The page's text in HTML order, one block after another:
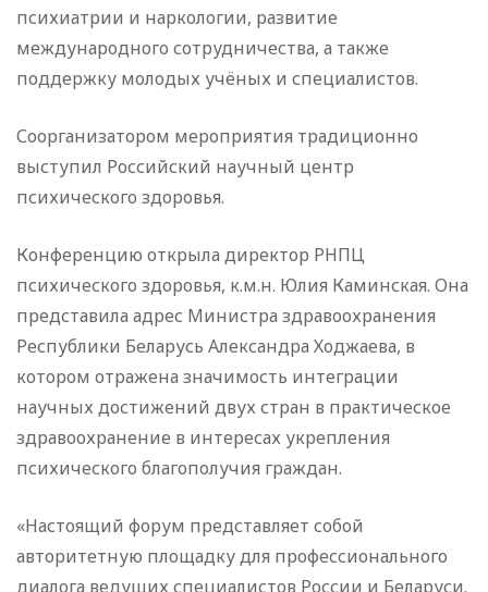
психиатрии и наркологии, развитие
международного сотрудничества, а также
поддержку молодых учёных и специалистов.
Соорганизатором мероприятия традиционно
выступил Российский научный центр
психического здоровья.
Конференцию открыла директор РНПЦ
психического здоровья, к.м.н. Юлия Каминская. Она
представила адрес Министра здравоохранения
Республики Беларусь Александра Ходжаева, в
котором отражена значимость интеграции
научных достижений двух стран в практическое
здравоохранение в интересах укрепления
психического благополучия граждан.
«Настоящий форум представляет собой
авторитетную площадку для профессионального
диалога ведущих специалистов России и Беларуси.